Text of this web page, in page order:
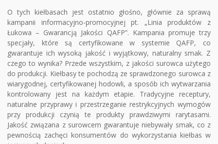
O tych kiełbasach jest ostatnio głośno, głównie za sprawą
kampanii informacyjno-promocyjnej pt. „Linia produktów z
Łukowa – Gwarancją Jakości QAFP”. Kampania promuje trzy
specjały, które są certyfikowane w systemie QAFP, co
gwarantuje ich wysoką jakość i wyjątkowy, naturalny smak. Z
czego to wynika? Przede wszystkim, z jakości surowca użytego
do produkcji. Kiełbasy te pochodzą ze sprawdzonego surowca z
wiarygodnej, certyfikowanej hodowli, a sposób ich wytwarzania
kontrolowany jest na każdym etapie. Tradycyjne receptury,
naturalne przyprawy i przestrzeganie restrykcyjnych wymogów
przy produkcji czynią te produkty prawdziwymi rarytasami.
Jakość związana z surowcem gwarantuje niebywały smak, co z
pewnością zachęci konsumentów do wykorzystania kiełbas w